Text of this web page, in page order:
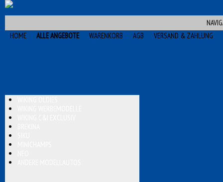
HOME
ALLE ANGEBOTE WARENKORB AGB VERSAND & ZAHLUNG